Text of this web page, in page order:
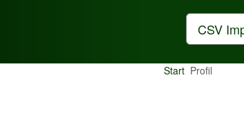
Start Profil